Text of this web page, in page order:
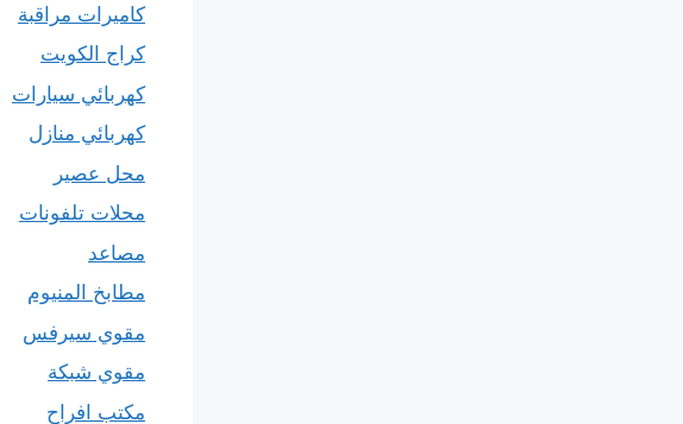
كاميرات مراقبة
كراج الكويت
كهربائي سيارات
كهربائي منازل
محل عصير
محلات تلفونات
مصاعد
مطابخ المنيوم
مقوي سيرفس
مقوي شبكة
مكتب افراح